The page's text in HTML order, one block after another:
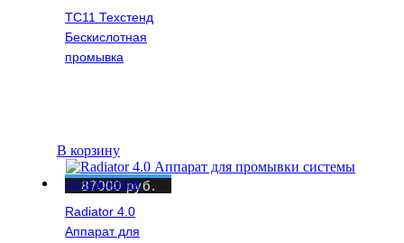
ТС11 Техстенд
Бескислотная
промывка
В корзину
Radiator 4.0
Аппарат для
87000руб.